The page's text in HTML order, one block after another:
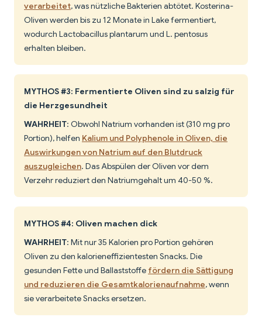
verarbeitet, was nützliche Bakterien abtötet. Kosterina-
Oliven werden bis zu 12 Monate in Lake fermentiert,
wodurch Lactobacillus plantarum und L. pentosus
erhalten bleiben.
MYTHOS #3: Fermentierte Oliven sind zu salzig für
die Herzgesundheit
WAHRHEIT: Obwohl Natrium vorhanden ist (310 mg pro
Portion), helfen Kalium und Polyphenole in Oliven, die
Auswirkungen von Natrium auf den Blutdruck
auszugleichen. Das Abspülen der Oliven vor dem
Verzehr reduziert den Natriumgehalt um 40-50 %.
MYTHOS #4: Oliven machen dick
WAHRHEIT: Mit nur 35 Kalorien pro Portion gehören
Oliven zu den kalorieneffizientesten Snacks. Die
gesunden Fette und Ballaststoffe fördern die Sättigung
und reduzieren die Gesamtkalorienaufnahme, wenn
sie verarbeitete Snacks ersetzen.